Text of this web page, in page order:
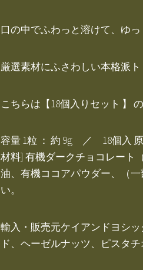
口の中でふわっと溶けて、ゆ
厳選素材にふさわしい本格派
こちらは【18個入りセット 】
容量 1粒 ： 約 9g ／ 18個入
材料] 有機ダークチョコレート
油、有機ココアパウダー、（
い。
輸入・販売元ケイアンドヨシ
ド、ヘーゼルナッツ、ピスタ